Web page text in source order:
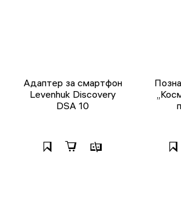
Адаптер за смартфон
Levenhuk Discovery
DSA 10